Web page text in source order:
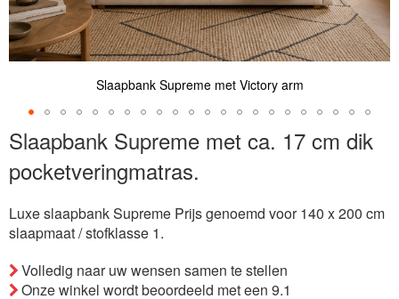
Slaapbank Supreme met Victory arm
Ga
naar
het
van
de
gallerij
Slaapbank Supreme met ca. 17 cm dik
pocketveringmatras.
Luxe slaapbank Supreme Prijs genoemd voor 140 x 200 cm
slaapmaat / stofklasse 1.
Volledig naar uw wensen samen te stellen
Onze winkel wordt beoordeeld met een 9.1